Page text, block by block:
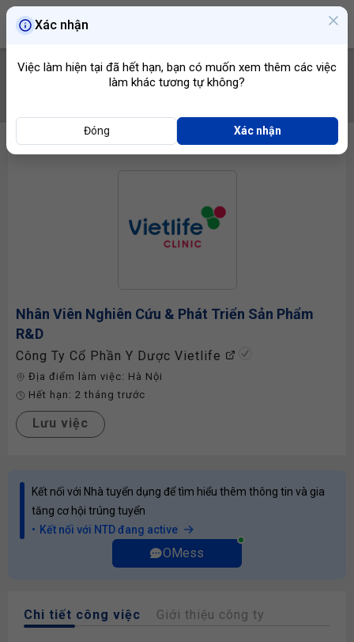
Nhân Viên Nghiên Cứu & Phát Triển Sản Phẩm
R&D
Công Ty Cổ Phần Y Dược Vietlife
Địa điểm làm việc: Hà Nội
Hết hạn: 2 tháng trước
Lưu việc
Kết nối với Nhà tuyển dụng để tìm hiểu thêm thông tin và gia
tăng cơ hội trúng tuyển
Kết nối với NTD đang active
OMess
Chi tiết công việc Giới thiệu công ty
Xác nhận
Việc làm hiện tại đã hết hạn, bạn có muốn xem thêm các việc
làm khác tương tự không?
Đóng Xác nhận